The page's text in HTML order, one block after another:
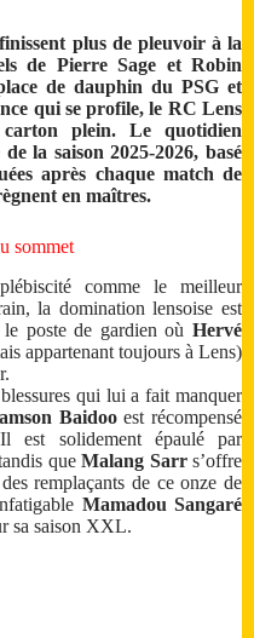
plus de pleuvoir à la
de Pierre Sage et Robin
de dauphin du PSG et
qui se profile, le RC Lens
plein. Le quotidien
la saison 2025-2026, basé
après chaque match de
en maîtres.
sommet
comme le meilleur
la domination lensoise est
poste de gardien où Hervé
appartenant toujours à Lens)
qui lui a fait manquer
Baidooest récompensé
est solidement épaulé par
queMalang Sarrs’offre
remplaçants de ce onze de
Mamadou Sangaré
sa saison XXL.